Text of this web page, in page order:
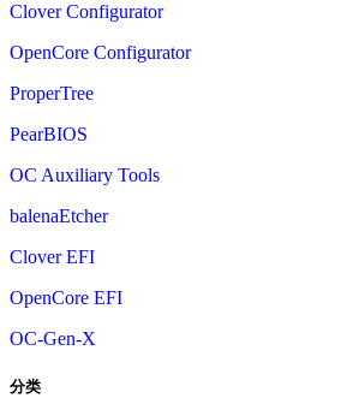
Clover Configurator
OpenCore Configurator
ProperTree
PearBIOS
OC Auxiliary Tools
balenaEtcher
Clover EFI
OpenCore EFI
OC-Gen-X
分类